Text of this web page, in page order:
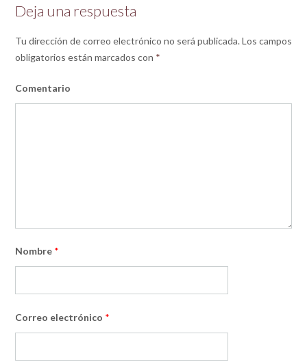
Deja una respuesta
Tu dirección de correo electrónico no será publicada. Los campos
obligatorios están marcados con *
Comentario
Nombre *
Correo electrónico *